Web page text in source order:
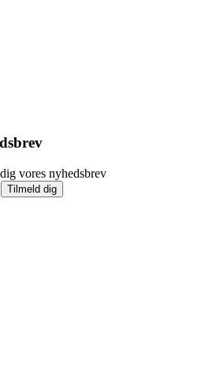
vores nyhedsbrev
Tilmeld dig